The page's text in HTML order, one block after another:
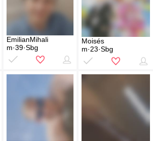
EmilianMihali
m·39·Sbg
Moisés
m·23·Sbg